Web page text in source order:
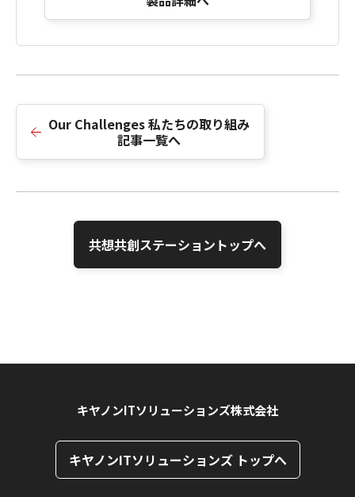
Our Challenges 私たちの取り組み
記事一覧へ
共想共創ステーショントップへ
キヤノンITソリューションズ株式会社
キヤノンITソリューションズ トップへ